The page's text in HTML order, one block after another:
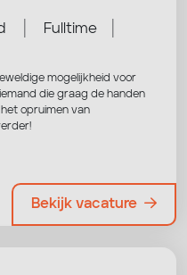
Fulltime
mogelijkheid voor
die graag de handen
opruimen van
Bekijk vacature